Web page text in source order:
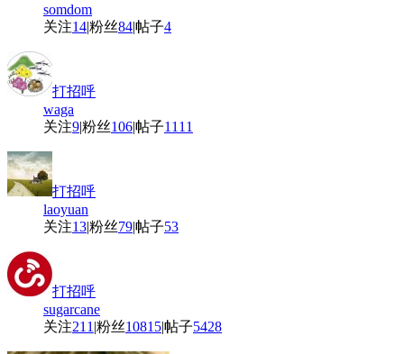
somdom
关注14|粉丝84|帖子4
打招呼
waga
关注9|粉丝106|帖子1111
打招呼
laoyuan
关注13|粉丝79|帖子53
打招呼
sugarcane
关注211 |粉丝10815|帖子5428